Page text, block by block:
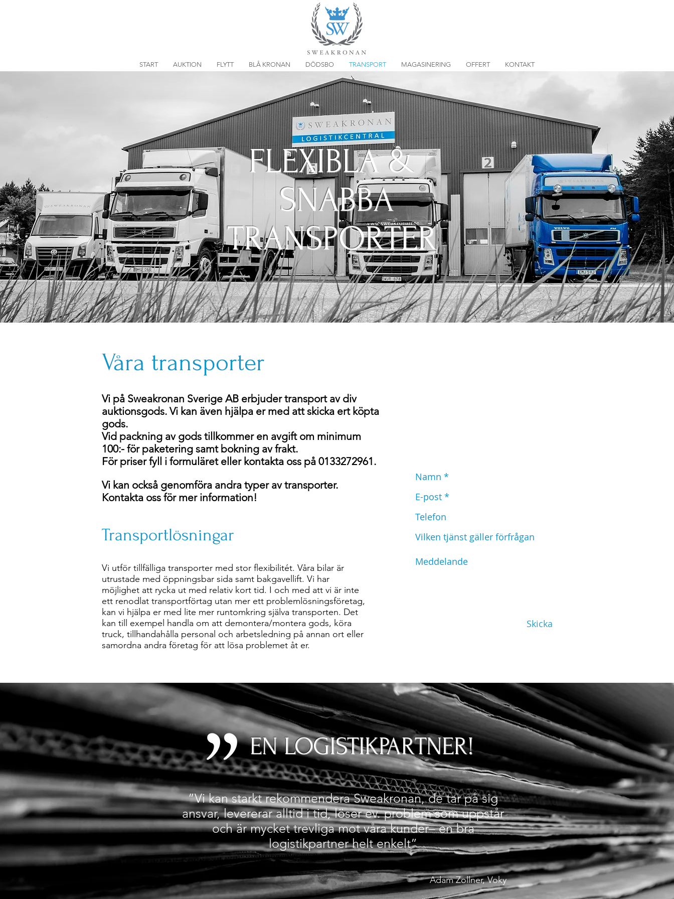
START AUKTION FLYTT BLÅ KRONAN DÖDSBO TRANSPORT MAGASINERING OFFERT KONTAKT
FLEXIBLA &
SNABBA
TRANSPORTER
Våra transporter
Vi på Sweakronan Sverige AB erbjuder transport av div
auktionsgods. Vi kan även hjälpa er med att skicka ert köpta
gods.
Vid packning av gods tillkommer en avgift om minimum
100:- för paketering samt bokning av frakt.
För priser fyll i formuläret eller kontakta oss på 0133272961.
Vi kan också genomföra andra typer av transporter.
Kontakta oss för mer information!
Transportlösningar
Vi utför tillfälliga transporter med stor flexibilitét. Våra bilar är
utrustade med öppningsbar sida samt bakgavellift. Vi har
möjlighet att rycka ut med relativ kort tid. I och med att vi är inte
ett renodlat transportförtag utan mer ett problemlösningsföretag,
kan vi hjälpa er med lite mer runtomkring själva transporten. Det
kan till exempel handla om att demontera/montera gods, köra
truck, tillhandahålla personal och arbetsledning på annan ort eller
samordna andra företag för att lösa problemet åt er.
Skicka
EN LOGISTIKPARTNER!
”Vi kan starkt rekommendera Sweakronan, de tar på sig
ansvar, levererar alltid i tid, löser ev. problem som uppstår
och är mycket trevliga mot våra kunder– en bra
logistikpartner helt enkelt”
Adam Zollner, Voky